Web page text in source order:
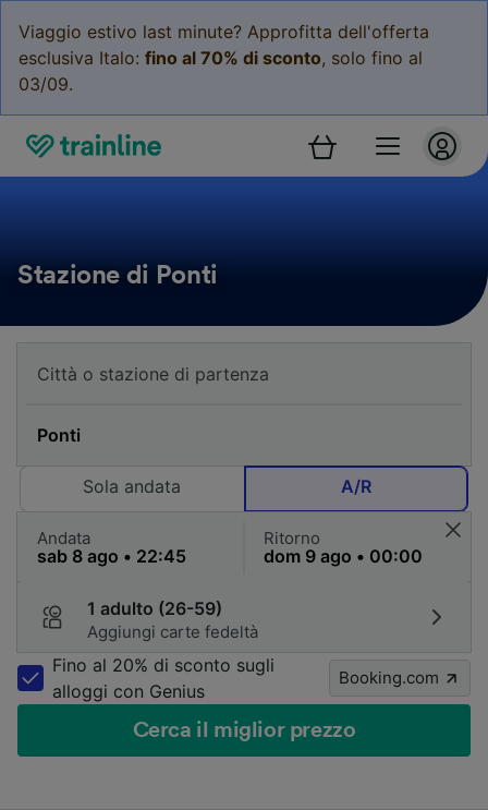
Viaggio estivo last minute? Approfitta dell'offerta
esclusiva Italo: fino al 70% di sconto, solo fino al
03/09.
Stazione di Ponti
Sola andata A/R
Andata Ritorno
1 adulto (26-59)
Aggiungi carte fedeltà
Fino al 20% di sconto sugli
alloggi con Genius
Booking.com
Cerca il miglior prezzo